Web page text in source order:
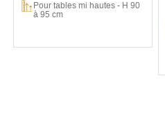
Pour tables mi hautes - H 90
à 95 cm